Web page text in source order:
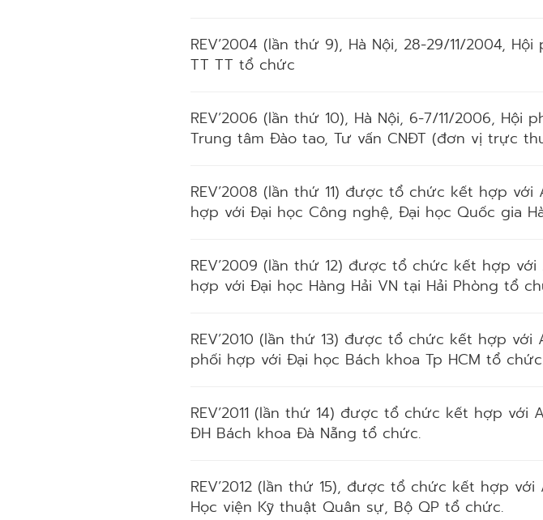
REV’2004 (lần thứ 9), Hà Nội, 28-29/11/2004,
TT TT tổ chức
REV’2006 (lần thứ 10), Hà Nội, 6-7/11/2006,
Trung tâm Đào tao, Tư vấn CNĐT (đơn vị trực
REV’2008 (lần thứ 11) được tổ chức kết hợp với
hợp với Đại học Công nghệ, Đại học Quốc gia
REV’2009 (lần thứ 12) được tổ chức kết hợp với
hợp với Đại học Hàng Hải VN tại Hải Phòng tổ
REV’2010 (lần thứ 13) được tổ chức kết hợp với
phối hợp với Đại học Bách khoa Tp HCM tổ
REV’2011 (lần thứ 14) được tổ chức kết hợp với
ĐH Bách khoa Đà Nẵng tổ chức.
REV’2012 (lần thứ 15), được tổ chức kết hợp với
Học viện Kỹ thuật Quân sự, Bộ QP tổ chức.